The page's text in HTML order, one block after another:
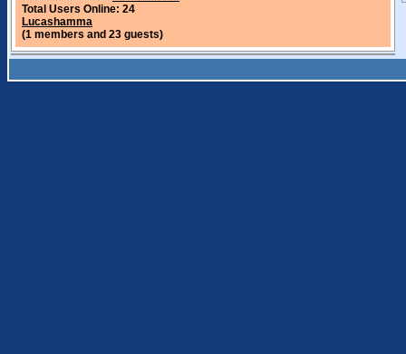
Total Users Online: 24
Lucashamma
(1 members and 23 guests)